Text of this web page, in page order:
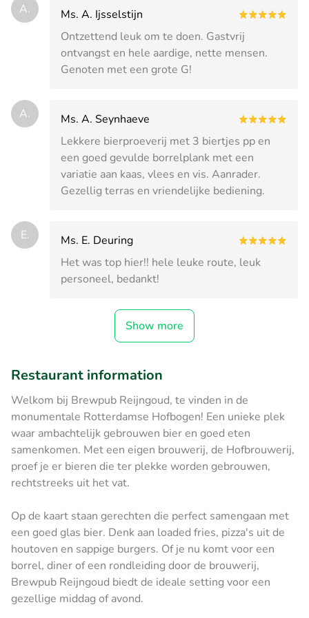
A.
Ms. A. Ijsselstijn
Ontzettend leuk om te doen. Gastvrij
ontvangst en hele aardige, nette mensen.
Genoten met een grote G!
A.
Ms. A. Seynhaeve
Lekkere bierproeverij met 3 biertjes pp en
een goed gevulde borrelplank met een
variatie aan kaas, vlees en vis. Aanrader.
Gezellig terras en vriendelijke bediening.
E.
Ms. E. Deuring
Het was top hier!! hele leuke route, leuk
personeel, bedankt!
Show more
Restaurant information
Welkom bij Brewpub Reijngoud, te vinden in de
monumentale Rotterdamse Hofbogen! Een unieke plek
waar ambachtelijk gebrouwen bier en goed eten
samenkomen. Met een eigen brouwerij, de Hofbrouwerij,
proef je er bieren die ter plekke worden gebrouwen,
rechtstreeks uit het vat.
Op de kaart staan gerechten die perfect samengaan met
een goed glas bier. Denk aan loaded fries, pizza's uit de
houtoven en sappige burgers. Of je nu komt voor een
borrel, diner of een rondleiding door de brouwerij,
Brewpub Reijngoud biedt de ideale setting voor een
gezellige middag of avond.